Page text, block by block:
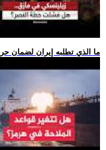
.. ما الذي تطلبه إيران لضمان